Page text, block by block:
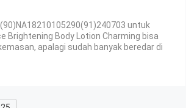
untuk
Brightening Body Lotion Charming bisa
apalagi sudah banyak beredar di